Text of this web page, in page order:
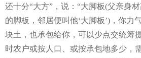
还十分“大方”，说：“大脚板(父亲身
的脚板，邻居便叫他‘大脚板’)，你力
块土，也承包给你，可以少点交统筹
时农户或按人口、或按承包地多少，